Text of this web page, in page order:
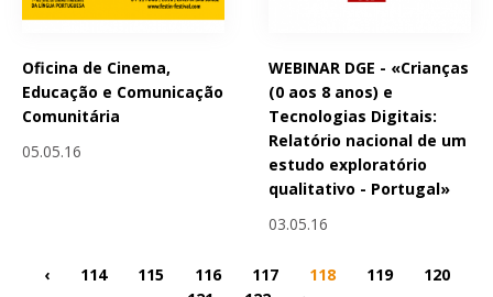
Oficina de Cinema,
Educação e Comunicação
Comunitária
05.05.16
WEBINAR DGE - «Crianças
(0 aos 8 anos) e
Tecnologias Digitais:
Relatório nacional de um
estudo exploratório
qualitativo - Portugal»
03.05.16
‹ 114 115 116 117 118 119
120